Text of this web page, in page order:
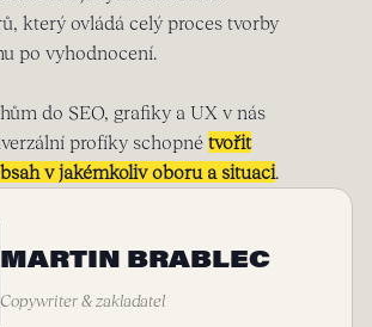
který ovládá celý proces tvorby
po vyhodnocení.
do SEO, grafiky a UX v nás
profíky schopné tvořit
v jakémkoliv oboru a situaci.
MARTIN BRABLEC
Copywriter & zakladatel